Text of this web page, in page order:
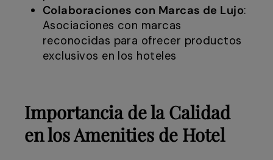
Colaboraciones con Marcas de Lujo:
Asociaciones con marcas
reconocidas para ofrecer productos
exclusivos en los hoteles
Importancia de la Calidad
en los Amenities de Hotel